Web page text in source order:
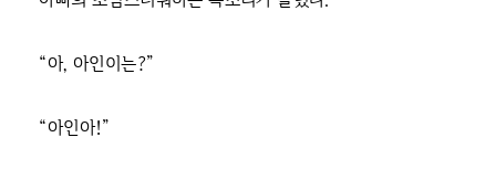
“아, 아인이는?”
“아인아!”